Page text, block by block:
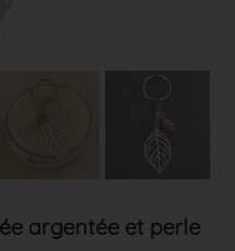
argentée et perle